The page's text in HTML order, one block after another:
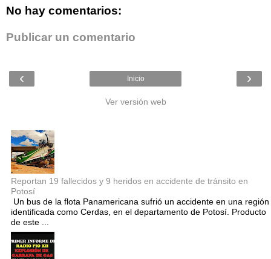
No hay comentarios:
Publicar un comentario
‹ ›
Inicio
Ver versión web
Reportan 19 fallecidos y 9 heridos en accidente de tránsito en
Potosí
Un bus de la flota Panamericana sufrió un accidente en una región
identificada como Cerdas, en el departamento de Potosí. Producto
de este ...